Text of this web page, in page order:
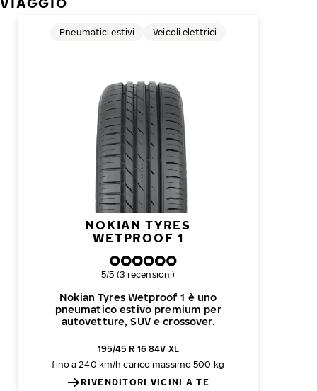
NOKIAN TYRES
WETPROOF 1
Nokian Tyres Wetproof 1 è uno
pneumatico estivo premium per
autovetture, SUV e crossover.
Pneumatici estivi Veicoli elettrici
Valutazione complessiva
5/5 (3 recensioni)
195/45 R 16 84V XL
fino a 240 km/h carico massimo 500 kg
RIVENDITORI VICINI A TE